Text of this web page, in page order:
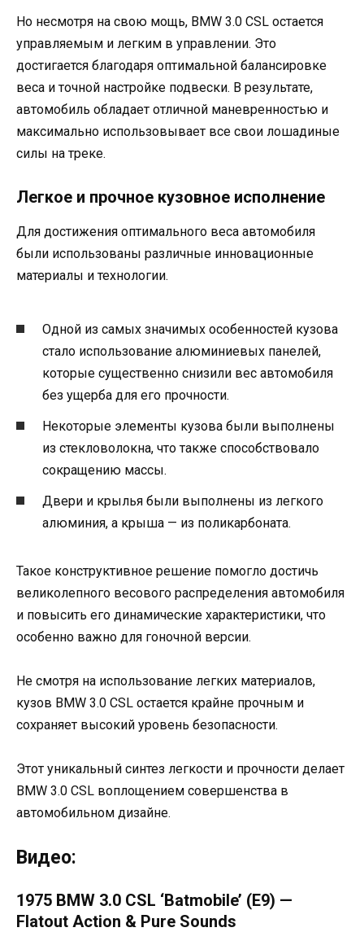
Но несмотря на свою мощь, BMW 3.0 CSL остается
управляемым и легким в управлении. Это
достигается благодаря оптимальной балансировке
веса и точной настройке подвески. В результате,
автомобиль обладает отличной маневренностью и
максимально использовывает все свои лошадиные
силы на треке.
Легкое и прочное кузовное исполнение
Для достижения оптимального веса автомобиля
были использованы различные инновационные
материалы и технологии.
Одной из самых значимых особенностей кузова
стало использование алюминиевых панелей,
которые существенно снизили вес автомобиля
без ущерба для его прочности.
Некоторые элементы кузова были выполнены
из стекловолокна, что также способствовало
сокращению массы.
Двери и крылья были выполнены из легкого
алюминия, а крыша — из поликарбоната.
Такое конструктивное решение помогло достичь
великолепного весового распределения автомобиля
и повысить его динамические характеристики, что
особенно важно для гоночной версии.
Не смотря на использование легких материалов,
кузов BMW 3.0 CSL остается крайне прочным и
сохраняет высокий уровень безопасности.
Этот уникальный синтез легкости и прочности делает
BMW 3.0 CSL воплощением совершенства в
автомобильном дизайне.
Видео:
1975 BMW 3.0 CSL ‘Batmobile’ (E9) —
Flatout Action & Pure Sounds